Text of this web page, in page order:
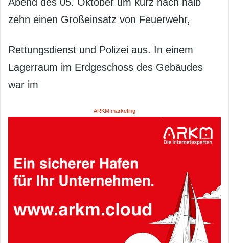
zehn einen Großeinsatz von Feuerwehr,
Rettungsdienst und Polizei aus. In einem
Lagerraum im Erdgeschoss des Gebäudes
war im
ARKM.marketing